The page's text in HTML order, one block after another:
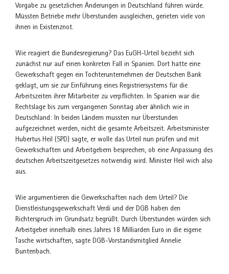
Vorgabe zu gesetzlichen Änderungen in Deutschland führen würde.
Müssten Betriebe mehr Überstunden ausgleichen, gerieten viele von
ihnen in Existenznot.
Wie reagiert die Bundesregierung? Das EuGH-Urteil bezieht sich
zunächst nur auf einen konkreten Fall in Spanien. Dort hatte eine
Gewerkschaft gegen ein Tochterunternehmen der Deutschen Bank
geklagt, um sie zur Einführung eines Registriersystems für die
Arbeitszeiten ihrer Mitarbeiter zu verpflichten. In Spanien war die
Rechtslage bis zum vergangenen Sonntag aber ähnlich wie in
Deutschland: In beiden Ländern mussten nur Überstunden
aufgezeichnet werden, nicht die gesamte Arbeitszeit. Arbeitsminister
Hubertus Heil (SPD) sagte, er wolle das Urteil nun prüfen und mit
Gewerkschaften und Arbeitgebern besprechen, ob eine Anpassung des
deutschen Arbeitszeitgesetzes notwendig wird. Minister Heil wich also
aus.
Wie argumentieren die Gewerkschaften nach dem Urteil? Die
Dienstleistungsgewerkschaft Verdi und der DGB haben den
Richterspruch im Grundsatz begrüßt. Durch Überstunden würden sich
Arbeitgeber innerhalb eines Jahres 18 Milliarden Euro in die eigene
Tasche wirtschaften, sagte DGB-Vorstandsmitglied Annelie
Buntenbach.